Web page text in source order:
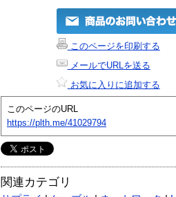
このページを印刷する
メールでURLを送る
お気に入りに追加する
このページのURL
https://plth.me/41029794
関連カテゴリ